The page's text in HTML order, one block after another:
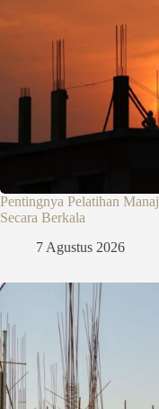
Pentingnya Pelatihan
Secara Berkala
7 Agustus 2026